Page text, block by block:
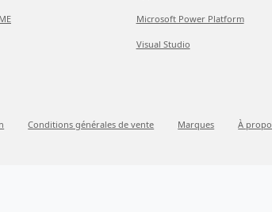
Microsoft Power Platform
Visual Studio
Conditions générales de vente Marques
À